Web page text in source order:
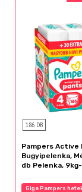
186 DB
Pampers Active
Bugyipelenka,
db Pelenka,
Giga Pampers